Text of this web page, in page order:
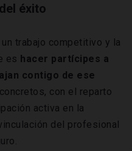
éxito
trabajo competitivo y la
es hacer partícipes a
contigo de ese
con el reparto
activa en la
del profesional